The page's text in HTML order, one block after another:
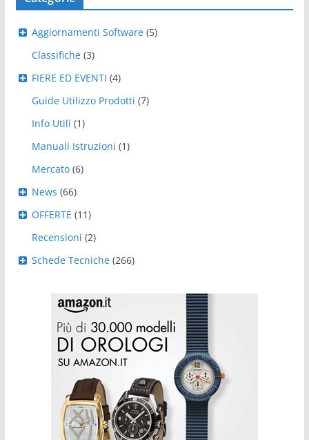
Aggiornamenti Software (5)
Classifiche (3)
FIERE ED EVENTI (4)
Guide Utilizzo Prodotti (7)
Info Utili (1)
Manuali Istruzioni (1)
Mercato (6)
News (66)
OFFERTE (11)
Recensioni (2)
Schede Tecniche (266)